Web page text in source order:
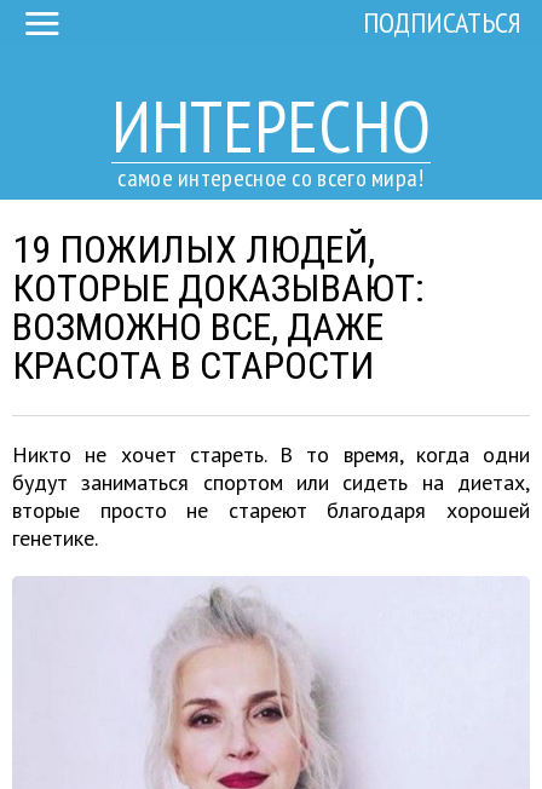
ИНТЕРЕСНО
самое интересное со всего мира!
ПОДПИСАТЬСЯ
19 ПОЖИЛЫХ ЛЮДЕЙ,
КОТОРЫЕ ДОКАЗЫВАЮТ:
ВОЗМОЖНО ВСЕ, ДАЖЕ
КРАСОТА В СТАРОСТИ
Никто не хочет стареть. В то время, когда одни
будут заниматься спортом или сидеть на диетах,
вторые просто не стареют благодаря хорошей
генетике.